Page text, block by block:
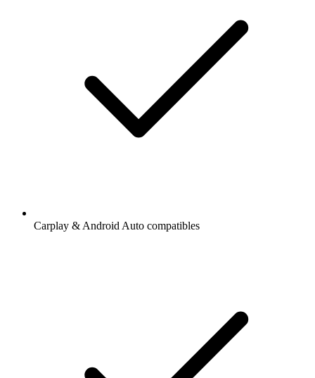
Carplay & Android Auto compatibles